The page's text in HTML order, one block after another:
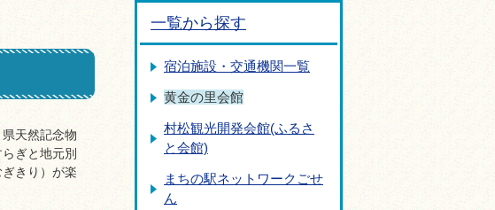
天然記念物
ぎと地元別
きり）が楽
一覧から探す
宿泊施設・交通機関一覧
黄金の里会館
村松観光開発会館(ふるさ
と会館)
まちの駅ネットワークごせ
ん